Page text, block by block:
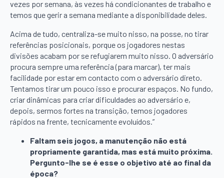
vezes por semana, às vezes há condicionantes de trabalho e
temos que gerir a semana mediante a disponibilidade deles.
Acima de tudo, centraliza-se muito nisso, na posse, no tirar
referências posicionais, porque os jogadores nestas
divisões acabam por se refugiarem muito nisso. O adversário
procura sempre uma referência (para marcar), ter mais
facilidade por estar em contacto com o adversário direto.
Tentamos tirar um pouco isso e procurar espaços. No fundo,
criar dinâmicas para criar dificuldades ao adversário e,
depois, sermos fortes na transição, temos jogadores
rápidos na frente, tecnicamente evoluídos.”
Faltam seis jogos, a manutenção não está
propriamente garantida, mas está muito próxima.
Pergunto-lhe se é esse o objetivo até ao final da
época?